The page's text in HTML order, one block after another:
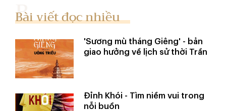
Bài viết đọc nhiều
'Sương mù tháng Giêng' - bản
giao hưởng về lịch sử thời Trần
Đỉnh Khói - Tìm niềm vui trong
nỗi buồn